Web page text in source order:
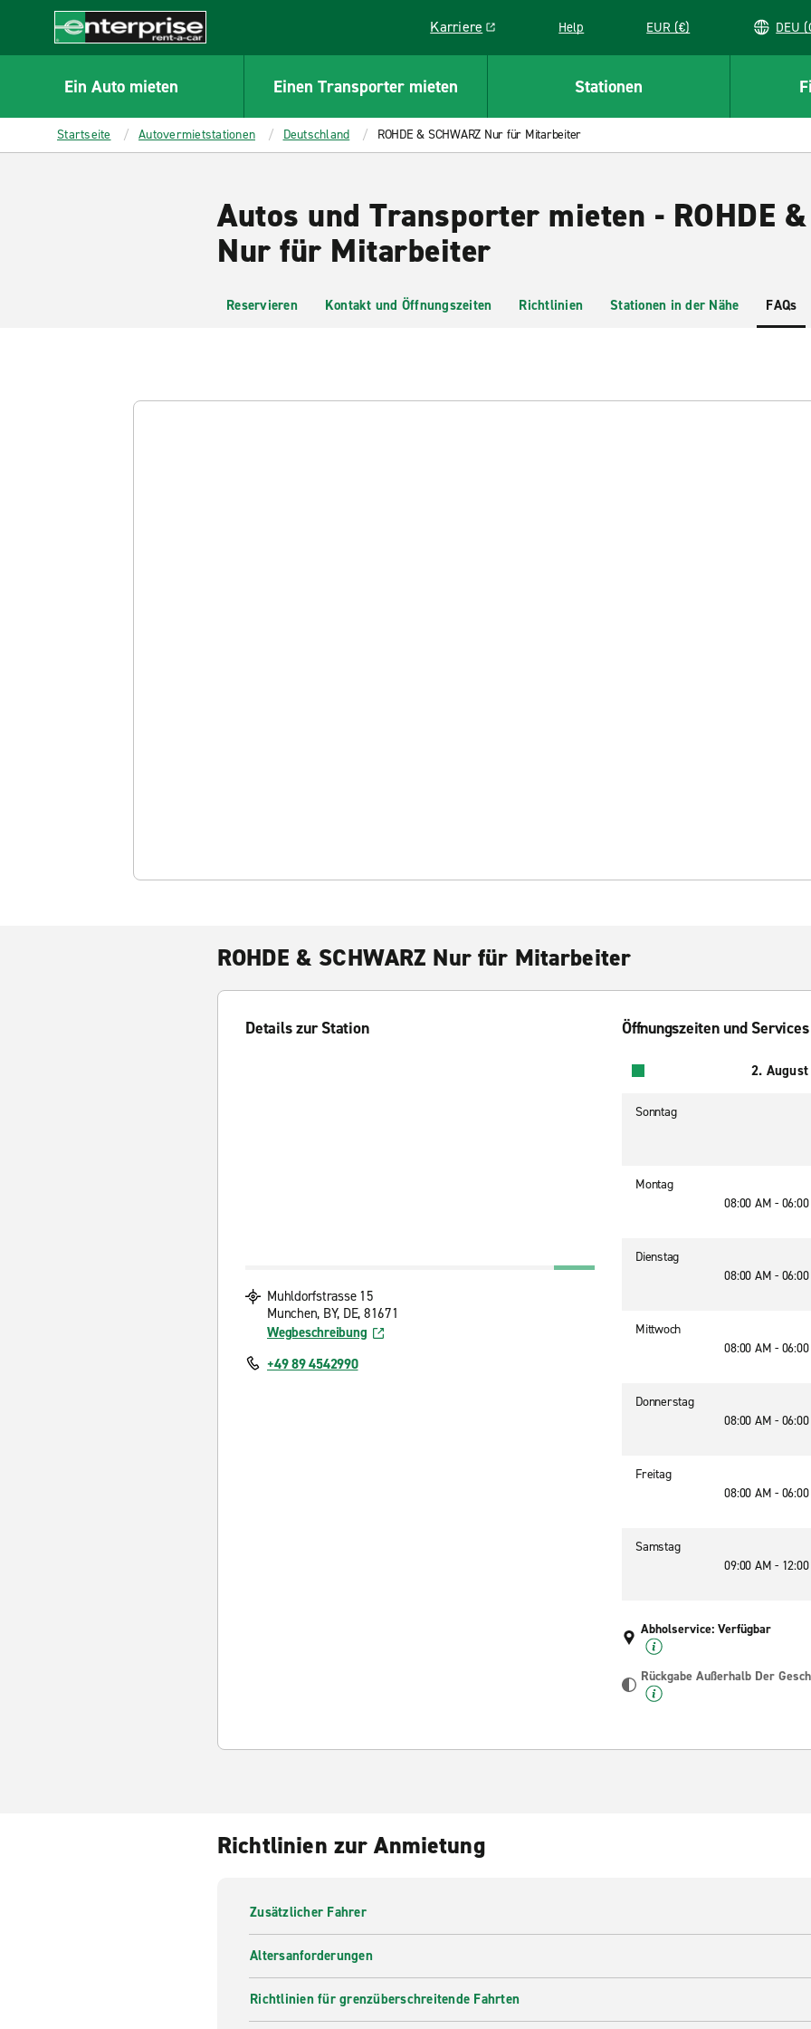
CONTENT
Enterprise
Karriere
Link opens in a new window
Help EUR (€)
Ein Auto mieten Einen Transporter mieten Stationen
Startseite Autovermietstationen Deutschland ROHDE & SCHWARZ Nur für Mitarbeiter
Autos und Transporter mieten - ROHDE &
Nur für Mitarbeiter
Reservieren Kontakt und Öffnungszeiten Richtlinien Stationen in der Nähe FAQs
ROHDE & SCHWARZ Nur für Mitarbeiter
Details zur Station
Muhldorfstrasse 15
Munchen, BY, DE, 81671
Wegbeschreibung
+49 89 4542990
Öffnungszeiten und Services
2.
Sonntag
Montag
08:00 AM -
Dienstag
08:00 AM -
Mittwoch
08:00 AM -
Donnerstag
08:00 AM -
Freitag
08:00 AM -
Samstag
09:00 AM -
Abholservice: Verfügbar
Rückgabe Außerhalb Der
Richtlinien zur Anmietung
Zusätzlicher Fahrer
Altersanforderungen
Richtlinien für grenzüberschreitende Fahrten